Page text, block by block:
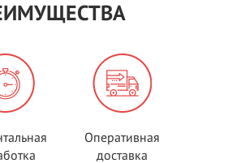
Оперативная
доставка